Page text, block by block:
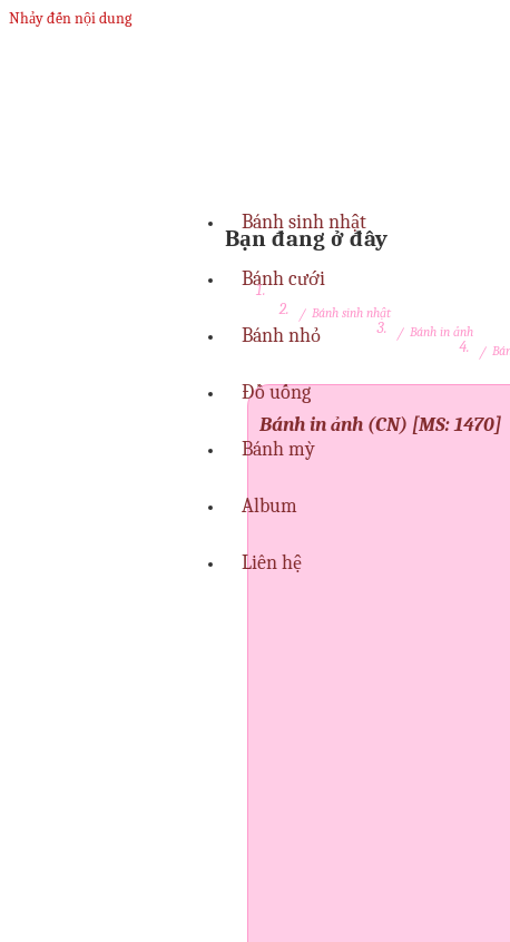
Nhảy đến nội dung
Bánh sinh nhật
Bánh cưới
Bánh nhỏ
Đồ uống
Bánh mỳ
Album
Liên hệ
Bạn đang ở đây
/ Bánh sinh nhật
/ Bánh in ảnh
/
Bánh in ảnh (CN) [MS: 1470]